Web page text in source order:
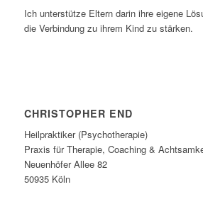
Ich unterstütze Eltern darin ihre eigene
die Verbindung zu ihrem Kind zu stärken.
CHRISTOPHER END
Heilpraktiker (Psychotherapie)
Praxis für Therapie, Coaching &
Neuenhöfer Allee 82
50935 Köln